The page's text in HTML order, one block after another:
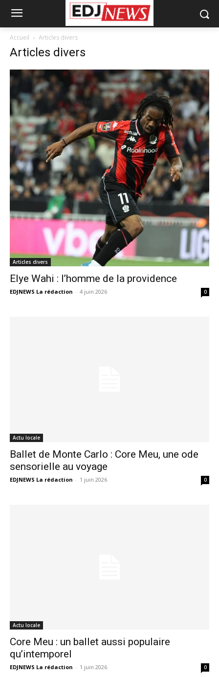
Accueil Articles divers
Articles divers
Articles divers
Elye Wahi : l’homme de la providence
EDJNEWS La rédaction - 4 juin 2026 0
Actu locale
Ballet de Monte Carlo : Core Meu, une ode
sensorielle au voyage
EDJNEWS La rédaction - 1 juin 2026 0
Actu locale
Core Meu : un ballet aussi populaire
qu’intemporel
EDJNEWS La rédaction - 1 juin 2026 0